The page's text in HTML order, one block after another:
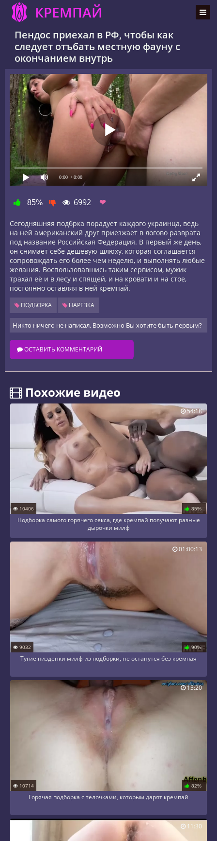
КРЕМПАЙ
Пендос приехал в РФ, чтобы как
следует отъбать местную фауну с
окончанием внутрь
0:00 / 0:00
85% 6992 ❤
Сегодняшняя подбрка порадует каждого украинца, ведь
на ней американский друг приезжает в логово разврата
под название Российская Федерация. В первый же день,
он снимает себе дешевую шлюху, которая соглашается
сопровождать его более чем неделю, и выполнять любые
желания. Воспользовавшись таким сервисом, мужик
трахал её и в лесу и спящей, и на кровати и на стое,
постоянно оставляя в ней кремпай.
ПОДБОРКА НАРЕЗКА
Никто ничего не написал. Возможно Вы хотите быть первым?
ОСТАВИТЬ КОММЕНТАРИЙ
️ Похожие видео
10406 85%
Подборка самого горячего секса, где кремпай получают разные
дырочки милф
54:18
9032 90%
Тугие пизденки милф из подборки, не останутся без кремпая
01:00:13
10714 82%
Горячая подборка с телочками, которым дарят кремпай
13:20
11:30